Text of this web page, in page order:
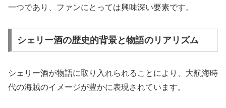
一つであり、ファンにとっては興味深い要素です。
シェリー酒の歴史的背景と物語のリアリズム
シェリー酒が物語に取り入れられることにより、大航海時
代の海賊のイメージが豊かに表現されています。